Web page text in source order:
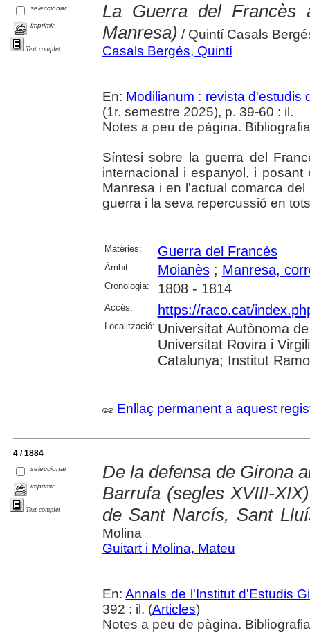
seleccionar
imprimir
Text complet
La Guerra del Francès
Manresa) / Quintí Casals
Casals Bergés, Quintí
En: Modilianum : revista d'estudis
(1r. semestre 2025), p. 39-60 : il.
Notes a peu de pàgina.
Síntesi sobre la guerra del
internacional i espanyol, i
Manresa i en l'actual comarca
guerra i la seva repercussió en
Matèries: Guerra del Francès
Àmbit: Moianès; Manresa,
Cronologia: 1808 - 1814
Accés: https://raco.cat/
Localització: Universitat Autònoma
Universitat Rovira i
Catalunya; Institut
Enllaç permanent a aquest
4 / 1884
seleccionar
imprimir
Text complet
De la defensa de Girona
Barrufa (segles XVIII-
de Sant Narcís, Sant
Molina
Guitart i Molina, Mateu
En:Annals de l'Institut d'Estudis
392 : il. (Articles)
Notes a peu de pàgina.